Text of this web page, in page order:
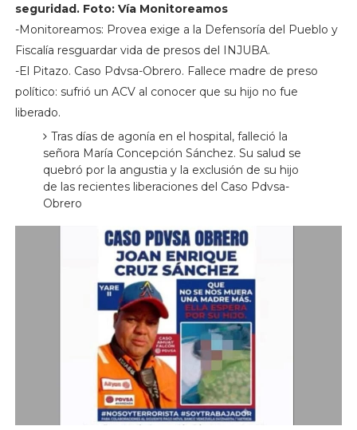
seguridad. Foto: Vía Monitoreamos
-Monitoreamos: Provea exige a la Defensoría del Pueblo y
Fiscalía resguardar vida de presos del INJUBA.
-El Pitazo. Caso Pdvsa-Obrero. Fallece madre de preso
político: sufrió un ACV al conocer que su hijo no fue
liberado.
Tras días de agonía en el hospital, falleció la
señora María Concepción Sánchez. Su salud se
quebró por la angustia y la exclusión de su hijo
de las recientes liberaciones del Caso Pdvsa-
Obrero